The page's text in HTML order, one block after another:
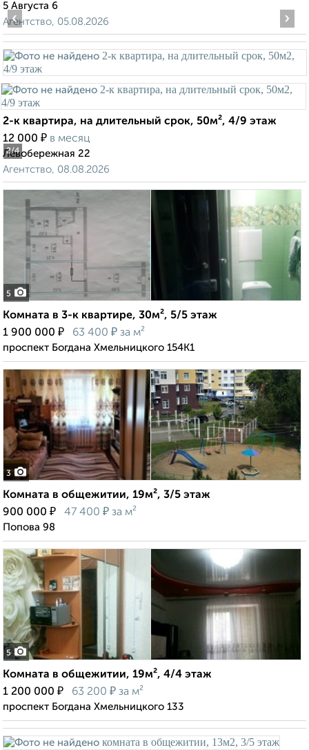
5 Августа 6
Агентство, 05.08.2026
2/4
‹ ›
2-к квартира, на длительный срок, 50м², 4/9 этаж
12 000 ₽ в месяц
Левобережная 22
Агентство, 08.08.2026
5
Комната в 3-к квартире, 30м², 5/5 этаж
1 900 000 ₽ 63 400 ₽ за м²
проспект Богдана Хмельницкого 154К1
3
Комната в общежитии, 19м², 3/5 этаж
900 000 ₽ 47 400 ₽ за м²
Попова 98
5
Комната в общежитии, 19м², 4/4 этаж
1 200 000 ₽ 63 200 ₽ за м²
проспект Богдана Хмельницкого 133